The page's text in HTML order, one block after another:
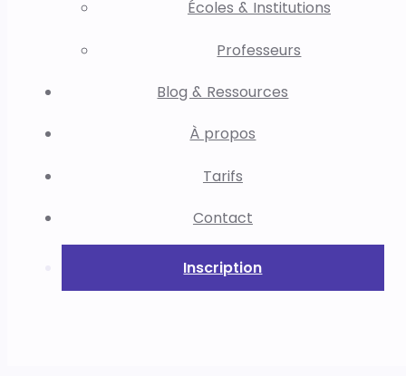
Écoles & Institutions
Professeurs
Blog & Ressources
À propos
Tarifs
Contact
Inscription